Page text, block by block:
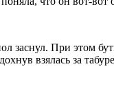
При этом
взялась за